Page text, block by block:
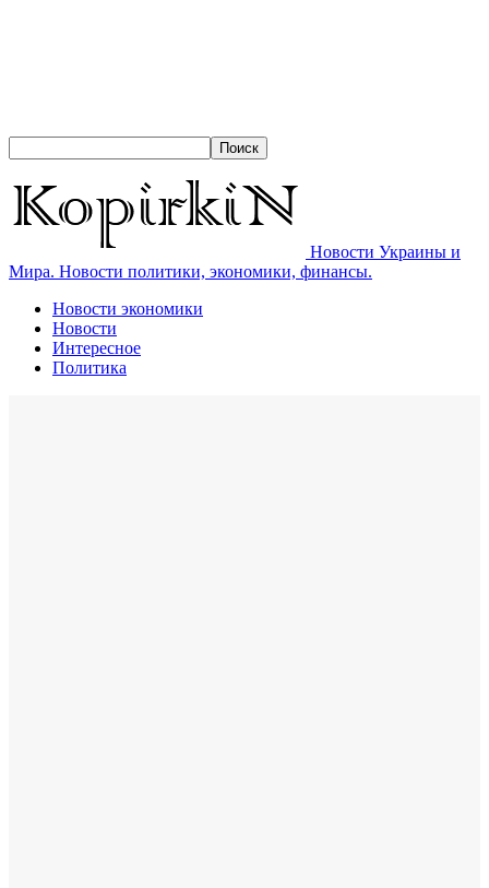
Новости Украины и
Мира. Новости политики, экономики, финансы.
Новости экономики
Новости
Интересное
Политика